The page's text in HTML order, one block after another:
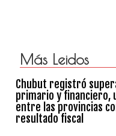
Más Leidos
Chubut registró
primario y financiero,
entre las provincias
resultado fiscal